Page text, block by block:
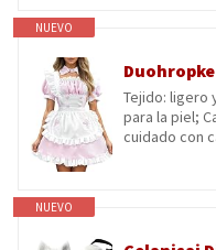
NUEVO
Tejido: ligero
para la piel;
cuidado con
NUEVO